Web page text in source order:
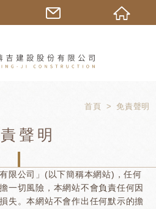
聲明
首頁 免責聲明
限公司」(以下簡稱本網站)，任何
一切風險，本網站不會負責任何因
失。本網站不會作出任何默示的擔